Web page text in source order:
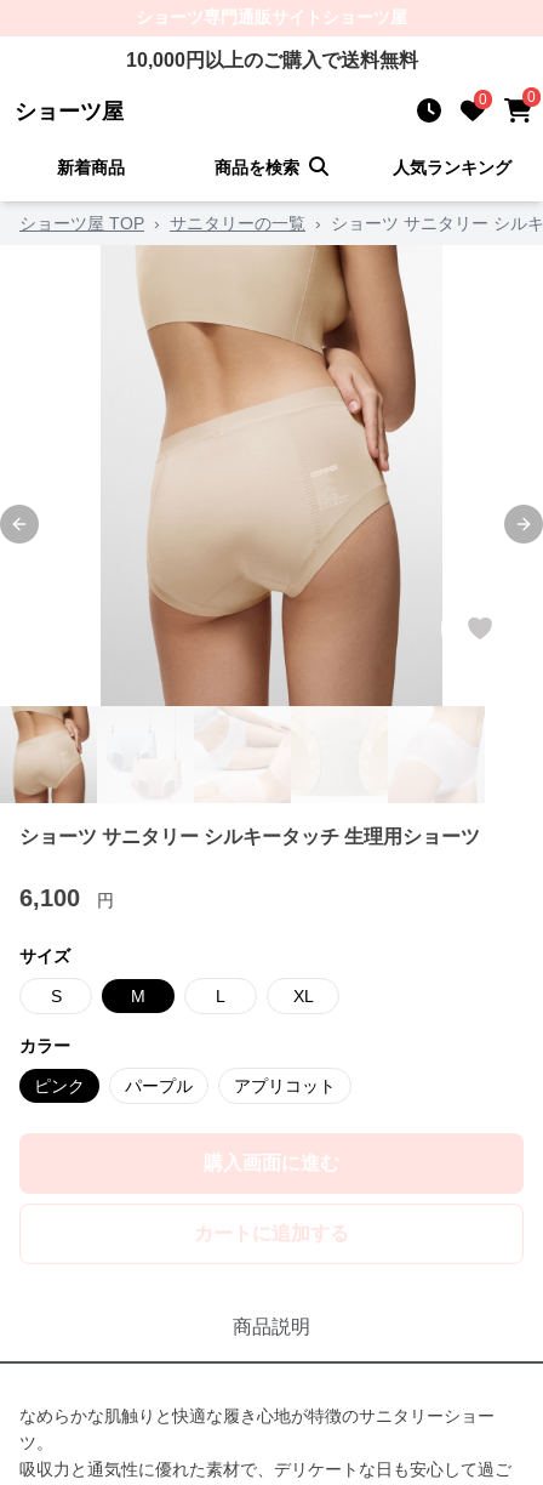
ショーツ専門通販サイト ショーツ屋
10,000円以上のご購入で送料無料
ショーツ屋 0 0
新着商品 商品を検索 人気ランキング
ショーツ屋 TOP › サニタリーの一覧 › ショーツ サニタリー シル
Previous slide
ショーツ サニタリー シルキータッチ 生理用ショーツ
6,100 円
サイズ
S M L XL
カラー
ピンク パープル アプリコット
購入画面に進む
カートに追加する
商品説明
なめらかな肌触りと快適な履き心地が特徴のサニタリーショー
ツ。
吸収力と通気性に優れた素材で、デリケートな日も安心して過ご